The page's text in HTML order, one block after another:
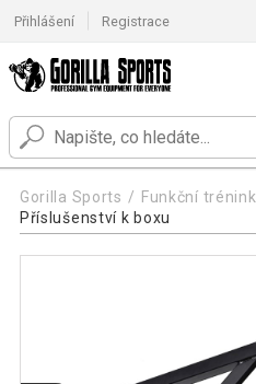
Přihlášení Registrace
Gorilla Sports Funkční trénink
Příslušenství k boxu